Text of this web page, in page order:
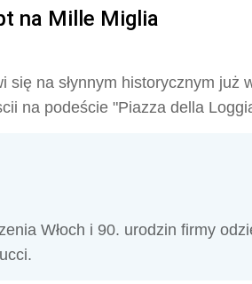
na Mille Miglia
się na słynnym historycznym już
na podeście "Piazza della
Włoch i 90. urodzin firmy